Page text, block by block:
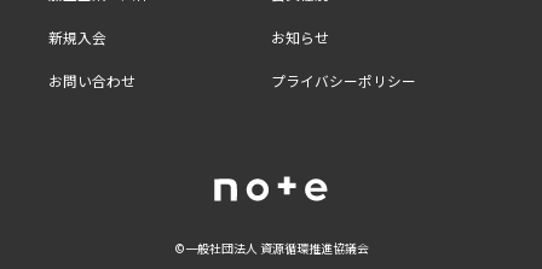
新規入会 お知らせ
お問い合わせ プライバシーポリシー
©⼀般社団法⼈ 資源循環推進協議会